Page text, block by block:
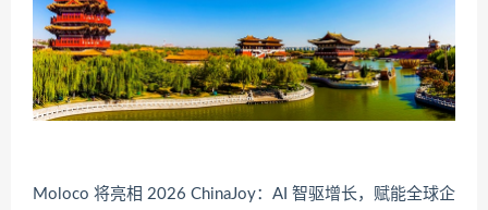
Moloco 将亮相 2026 ChinaJoy：AI 智驱增长，赋能全球企